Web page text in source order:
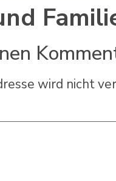
wird nicht